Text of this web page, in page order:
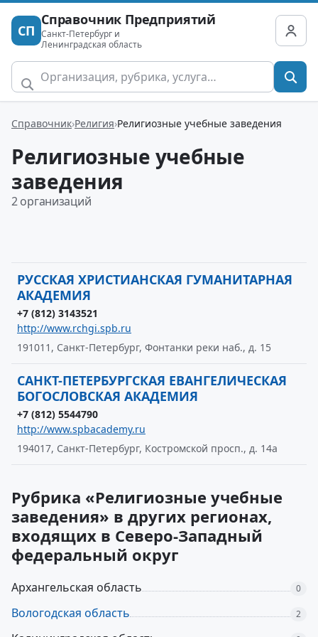
СП
Справочник Предприятий
Санкт-Петербург и
Ленинградская область
Справочник Религия Религиозные учебные заведения
Религиозные учебные
заведения
2 организаций
РУССКАЯ ХРИСТИАНСКАЯ ГУМАНИТАРНАЯ
АКАДЕМИЯ
+7 (812) 3143521
http://www.rchgi.spb.ru
191011, Санкт-Петербург, Фонтанки реки наб., д. 15
САНКТ-ПЕТЕРБУРГСКАЯ ЕВАНГЕЛИЧЕСКАЯ
БОГОСЛОВСКАЯ АКАДЕМИЯ
+7 (812) 5544790
http://www.spbacademy.ru
194017, Санкт-Петербург, Костромской просп., д. 14а
Рубрика «Религиозные учебные
заведения» в других регионах,
входящих в Северо-Западный
федеральный округ
Архангельская область 0
Вологодская область 2